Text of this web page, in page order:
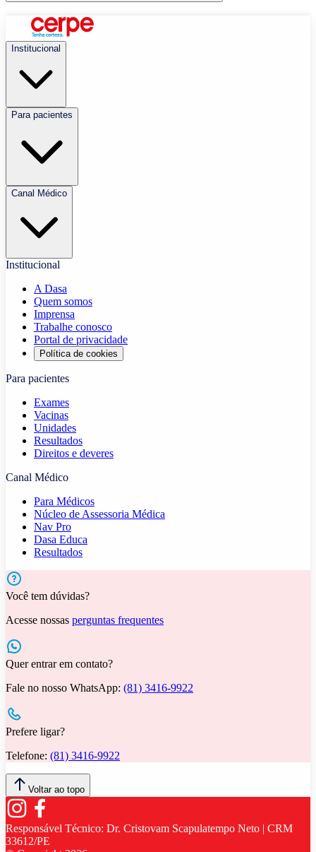
Institucional
Para pacientes
Canal Médico
Institucional
A Dasa
Quem somos
Imprensa
Trabalhe conosco
Portal de privacidade
Política de cookies
Para pacientes
Exames
Vacinas
Unidades
Resultados
Direitos e deveres
Canal Médico
Para Médicos
Núcleo de Assessoria Médica
Nav Pro
Dasa Educa
Resultados
Você tem dúvidas?
Acesse nossas perguntas frequentes
Quer entrar em contato?
Fale no nosso WhatsApp: (81) 3416-9922
Prefere ligar?
Telefone: (81) 3416-9922
Voltar ao topo
Responsável Técnico: Dr. Cristovam Scapulatempo Neto | CRM
33612/PE